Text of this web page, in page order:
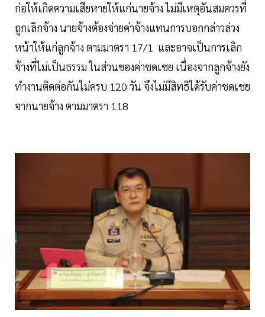
ก่อให้เกิดความเสียหายให้แก่นายจ้าง ไม่มีเหตุอันสมควรที่
ถูกเลิกจ้าง นายจ้างต้องจ่ายค่าจ้างแทนการบอกกล่าวล่วง
หน้าให้แก่ลูกจ้าง ตามมาตรา 17/1 และอาจเป็นการเลิก
จ้างที่ไม่เป็นธรรม ในส่วนของค่าชดเชย เนื่องจากลูกจ้างยัง
ทำงานติดต่อกันไม่ครบ 120 วัน จึงไม่มีสิทธิได้รับค่าชดเชย
จากนายจ้าง ตามมาตรา 118